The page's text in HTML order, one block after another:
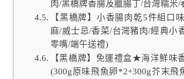
肉/黑橋牌香腸及臘腸丁/台灣糯米/
【黑橋牌】小香腸肉乾5件組口
麻/威士忌/香菜/台灣豬肉/經典小
零嘴/端午送禮)
【黑橋牌】免運禮盒★海洋鮮味
(300g原味飛魚卵*2+300g芥末飛